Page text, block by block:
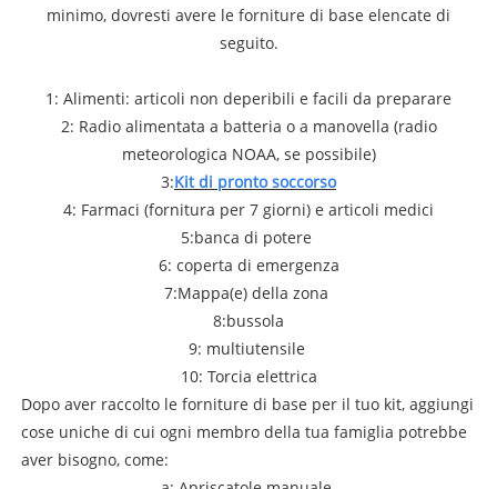
minimo, dovresti avere le forniture di base elencate di
seguito.
1: Alimenti: articoli non deperibili e facili da preparare
2: Radio alimentata a batteria o a manovella (radio
meteorologica NOAA, se possibile)
3:Kit di pronto soccorso
4: Farmaci (fornitura per 7 giorni) e articoli medici
5:banca di potere
6: coperta di emergenza
7:Mappa(e) della zona
8:bussola
9: multiutensile
10: Torcia elettrica
Dopo aver raccolto le forniture di base per il tuo kit, aggiungi
cose uniche di cui ogni membro della tua famiglia potrebbe
aver bisogno, come: